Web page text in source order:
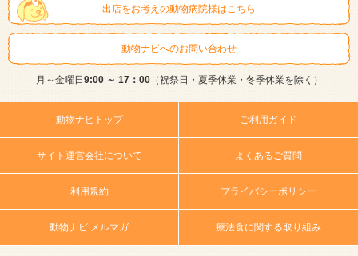
出店をお考えの動物病院様はこちら
動物ナビへのお問い合わせ
月～金曜日 9:00 ～ 17：00（祝祭日・夏季休業・冬季休業を除く）
動物ナビトップ ご利用ガイド
サイト運営会社について よくあるご質問
利用規約 プライバシーポリシー
動物ナビ メルマガ 療法食に関する取り組み